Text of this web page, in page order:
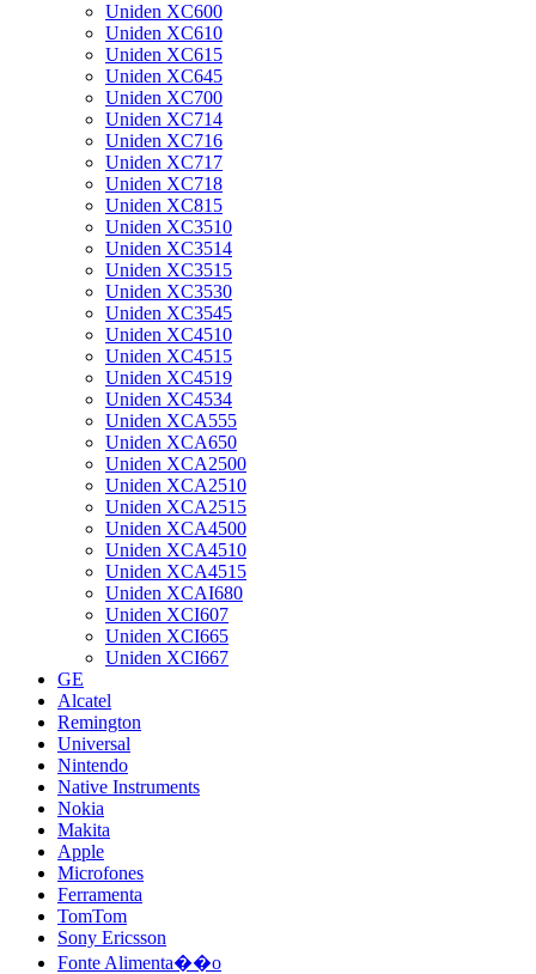
Uniden XC600
Uniden XC610
Uniden XC615
Uniden XC645
Uniden XC700
Uniden XC714
Uniden XC716
Uniden XC717
Uniden XC718
Uniden XC815
Uniden XC3510
Uniden XC3514
Uniden XC3515
Uniden XC3530
Uniden XC3545
Uniden XC4510
Uniden XC4515
Uniden XC4519
Uniden XC4534
Uniden XCA555
Uniden XCA650
Uniden XCA2500
Uniden XCA2510
Uniden XCA2515
Uniden XCA4500
Uniden XCA4510
Uniden XCA4515
Uniden XCAI680
Uniden XCI607
Uniden XCI665
Uniden XCI667
GE
Alcatel
Remington
Universal
Nintendo
Native Instruments
Nokia
Makita
Apple
Microfones
Ferramenta
TomTom
Sony Ericsson
Fonte Alimenta��o